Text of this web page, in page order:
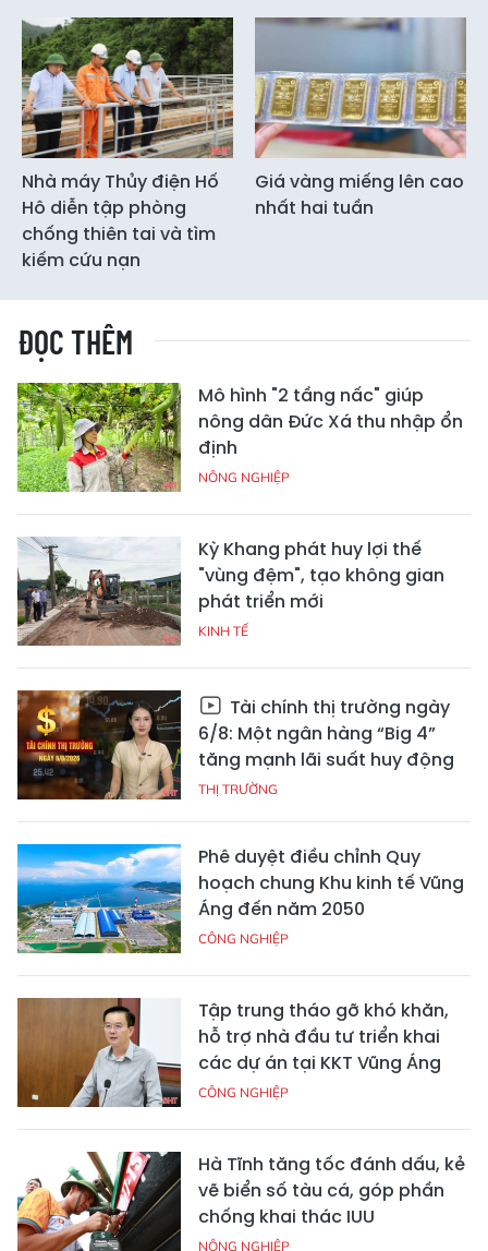
Nhà máy Thủy điện Hố
Hô diễn tập phòng
chống thiên tai và tìm
kiếm cứu nạn
Giá vàng miếng lên cao
nhất hai tuần
ĐỌC THÊM
Mô hình "2 tầng nấc" giúp
nông dân Đức Xá thu nhập ổn
định
NÔNG NGHIỆP
Kỳ Khang phát huy lợi thế
"vùng đệm", tạo không gian
phát triển mới
KINH TẾ
Tài chính thị trường ngày
6/8: Một ngân hàng “Big 4”
tăng mạnh lãi suất huy động
THỊ TRƯỜNG
Phê duyệt điều chỉnh Quy
hoạch chung Khu kinh tế Vũng
Áng đến năm 2050
CÔNG NGHIỆP
Tập trung tháo gỡ khó khăn,
hỗ trợ nhà đầu tư triển khai
các dự án tại KKT Vũng Áng
CÔNG NGHIỆP
Hà Tĩnh tăng tốc đánh dấu, kẻ
vẽ biển số tàu cá, góp phần
chống khai thác IUU
NÔNG NGHIỆP